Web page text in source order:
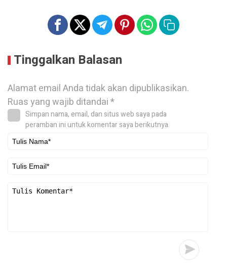
Tinggalkan Balasan
Alamat email Anda tidak akan dipublikasikan.
Ruas yang wajib ditandai*
Simpan nama, email, dan situs web saya pada
peramban ini untuk komentar saya berikutnya.